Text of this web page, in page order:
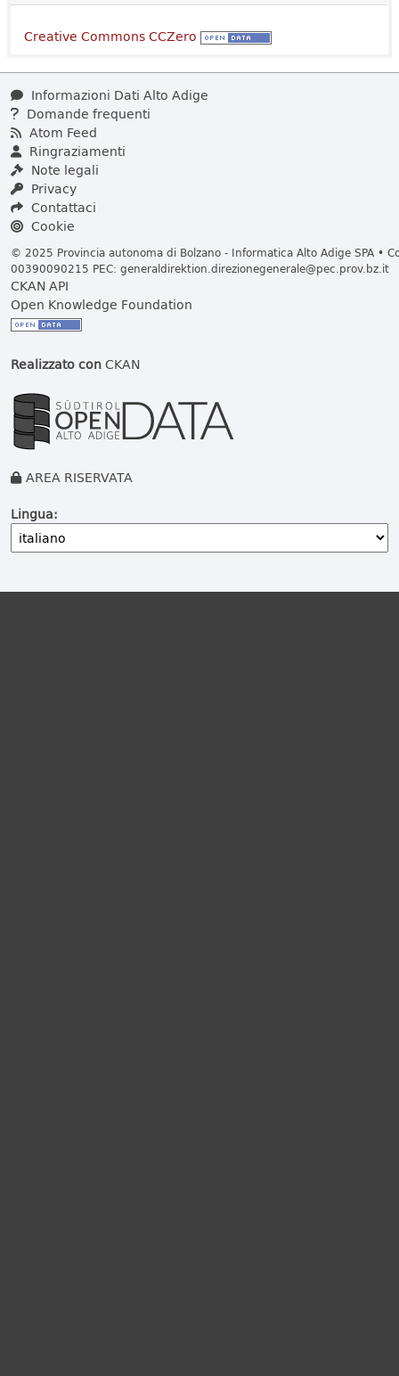
Creative Commons CCZero
Informazioni Dati Alto Adige
Domande frequenti
Atom Feed
Ringraziamenti
Note legali
Privacy
Contattaci
Cookie
© 2025 Provincia autonoma di Bolzano - Informatica Alto Adige SPA •
00390090215 PEC: generaldirektion.direzionegenerale@pec.prov.bz.it
CKAN API
Open Knowledge Foundation
Realizzato conCKAN
AREA RISERVATA
Lingua